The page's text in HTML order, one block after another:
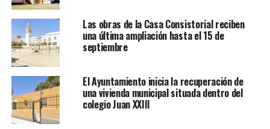
Las obras de la Casa Consistorial reciben
una última ampliación hasta el 15 de
septiembre
El Ayuntamiento inicia la recuperación de
una vivienda municipal situada dentro del
colegio Juan XXIII